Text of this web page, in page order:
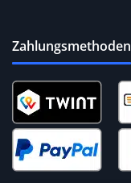
Zahlungsmethoden